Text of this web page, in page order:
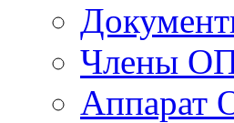
Члены
Аппарат